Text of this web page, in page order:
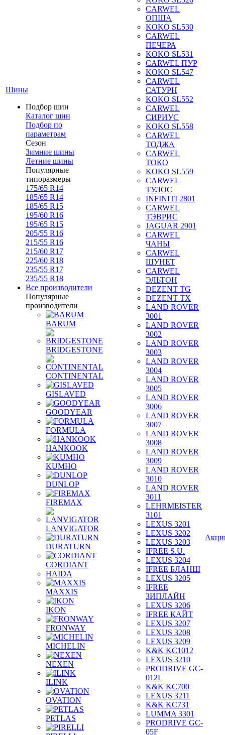
Шины
Подбор шин
Каталог шин
Подбор по
параметрам
Сезон
Зимние шины
Летние шины
Популярные
типоразмеры
175/65 R14
185/65 R14
185/65 R15
195/60 R16
195/65 R15
205/55 R16
215/55 R16
215/60 R17
225/60 R18
235/55 R17
235/55 R18
Все производители
Популярные
производители
BARUM
BRIDGESTONE
CONTINENTAL
GISLAVED
GOODYEAR
FORMULA
HANKOOK
KUMHO
DUNLOP
FIREMAX
LANVIGATOR
DURATURN
CORDIANT
HAIDA
MAXXIS
IKON
FRONWAY
MICHELIN
NEXEN
ILINK
OVATION
PETLAS
CARWEL
ОПША
KOKO SL530
CARWEL
ПЕЧЕРА
KOKO SL531
CARWEL ПУР
KOKO SL547
CARWEL
САТУРН
KOKO SL552
CARWEL
СИРИУС
KOKO SL558
CARWEL
ТОДЖА
CARWEL
ТОКО
KOKO SL559
CARWEL
ТУЛОС
INFINITI 2801
CARWEL
ТЭВРИС
JAGUAR 2901
CARWEL
ЧАНЫ
CARWEL
ШУНЕТ
CARWEL
ЭЛЬТОН
DEZENT TG
DEZENT TX
LAND ROVER
3001
LAND ROVER
3002
LAND ROVER
3003
LAND ROVER
3004
LAND ROVER
3005
LAND ROVER
3006
LAND ROVER
3007
LAND ROVER
3008
LAND ROVER
3009
LAND ROVER
3010
LAND ROVER
3011
LEHRMEISTER
3101
LEXUS 3201
LEXUS 3202
LEXUS 3203
IFREE S.U.
LEXUS 3204
IFREE БЛАНШ
LEXUS 3205
IFREE
ЗИПЛАЙН
LEXUS 3206
IFREE КАЙТ
LEXUS 3207
LEXUS 3208
LEXUS 3209
K&K KC1012
LEXUS 3210
PRODRIVE GC-
012L
K&K KC700
LEXUS 3211
K&K KC731
LUMMA 3301
PRODRIVE GC-
05F